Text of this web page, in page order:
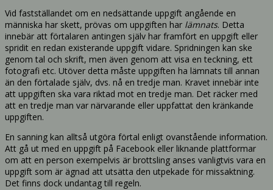
Vid fastställandet om en nedsättande uppgift angående en
människa har skett, prövas om uppgiften har lämnats. Detta
innebär att förtalaren antingen själv har framfört en uppgift eller
spridit en redan existerande uppgift vidare. Spridningen kan ske
genom tal och skrift, men även genom att visa en teckning, ett
fotografi etc. Utöver detta måste uppgiften ha lämnats till annan
än den förtalade själv, dvs. nå en tredje man. Kravet innebär inte
att uppgiften ska vara riktad mot en tredje man. Det räcker med
att en tredje man var närvarande eller uppfattat den kränkande
uppgiften.
En sanning kan alltså utgöra förtal enligt ovanstående information.
Att gå ut med en uppgift på Facebook eller liknande plattformar
om att en person exempelvis är brottsling anses vanligtvis vara en
uppgift som är ägnad att utsätta den utpekade för missaktning.
Det finns dock undantag till regeln.